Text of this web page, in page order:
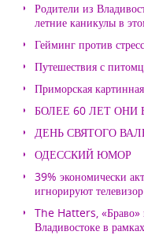
Родители из
летние каникулы в
Гейминг против
Путешествия с
Приморская
БОЛЕЕ 60 ЛЕТ ОНИ
ДЕНЬ СВЯТОГО
ОДЕССКИЙ ЮМОР
39% экономически
игнорируют телевизор
The Hatters, «Браво»
Владивостоке в